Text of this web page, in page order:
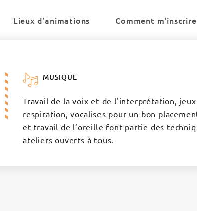
Lieux d'animations Comment m'inscrire
MUSIQUE
Travail de la voix et de l'interprétation,
respiration, vocalises pour un bon
et travail de l’oreille font partie des
ateliers ouverts à tous.